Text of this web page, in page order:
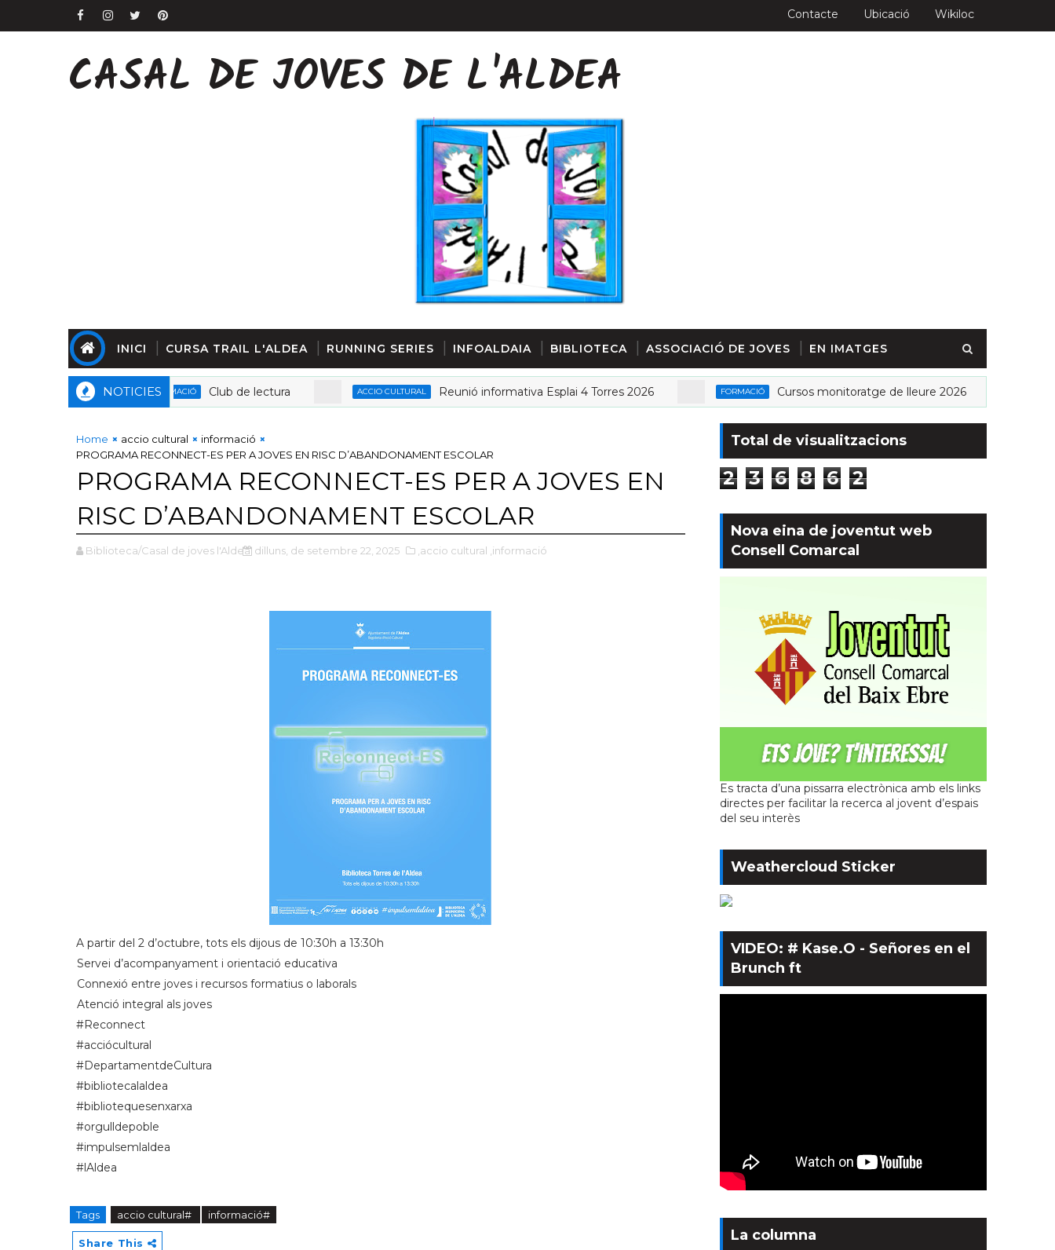
Contacte Ubicació Wikiloc
CASAL DE JOVES DE L'ALDEA
INICI CURSA TRAIL L'ALDEA RUNNING SERIES INFOALDAIA BIBLIOTECA ASSOCIACIÓ DE JOVES EN IMATGES
NOTICIES
INFORMACIÓ Club de lectura ACCIO CULTURAL Reunió informativa Esplai 4 Torres 2026 FORMACIÓ Cursos monitoratge de lleure 2026
Home accio cultural
informació
PROGRAMA RECONNECT-ES PER A JOVES EN RISC D’ABANDONAMENT ESCOLAR
PROGRAMA RECONNECT-ES PER A JOVES EN
RISC D’ABANDONAMENT ESCOLAR
Biblioteca/Casal de joves l'Aldea dilluns, de setembre 22, 2025 ,accio cultural ,informació
A partir del 2 d’octubre, tots els dijous de 10:30h a 13:30h
Servei d’acompanyament i orientació educativa
Connexió entre joves i recursos formatius o laborals
Atenció integral als joves
#Reconnect
#acciócultural
#DepartamentdeCultura
#bibliotecalaldea
#bibliotequesenxarxa
#orgulldepoble
#impulsemlaldea
#lAldea
Tags accio cultural# informació#
Share This
Total de visualitzacions
2 3 6 8 6 2
Nova eina de joventut web
Consell Comarcal
Es tracta d’una pissarra electrònica amb els links
directes per facilitar la recerca al jovent d’espais
del seu interès
Weathercloud Sticker
VIDEO: # Kase.O - Señores en el
Brunch ft
La columna